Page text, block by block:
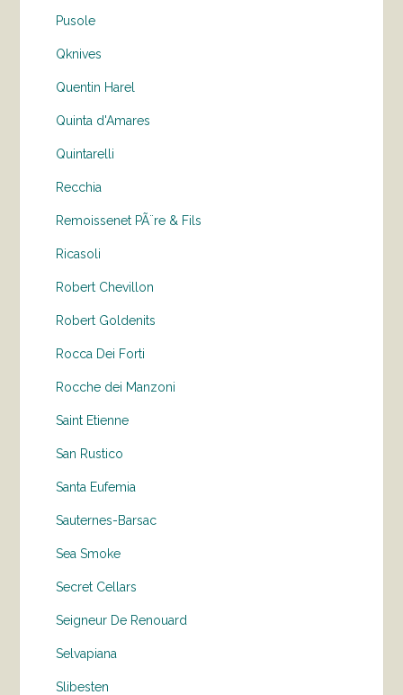
Pusole
Qknives
Quentin Harel
Quinta d'Amares
Quintarelli
Recchia
Remoissenet PÃ¨re & Fils
Ricasoli
Robert Chevillon
Robert Goldenits
Rocca Dei Forti
Rocche dei Manzoni
Saint Etienne
San Rustico
Santa Eufemia
Sauternes-Barsac
Sea Smoke
Secret Cellars
Seigneur De Renouard
Selvapiana
Slibesten